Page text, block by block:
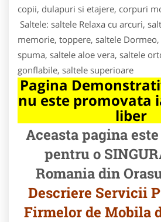
copii, dulapuri si etajere, corpuri
Saltele: saltele Relaxa cu arcuri,
memorie, toppere, saltele
spuma, saltele aloe vera, saltele
gonflabile, saltele superioare
Pagina
nu este promovata
liber
Aceasta pagina
pentru o
Romania din
Descriere Servicii
Firmelor de Mobila